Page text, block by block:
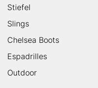
Stiefel
Slings
Chelsea Boots
Espadrilles
Outdoor